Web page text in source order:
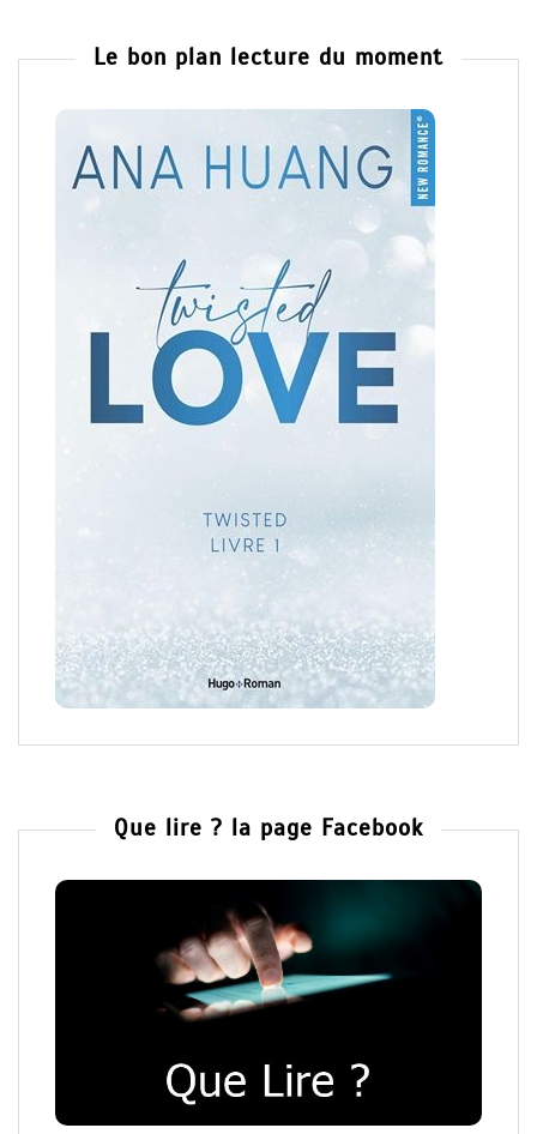
Le bon plan lecture du moment
Que lire ? la page Facebook